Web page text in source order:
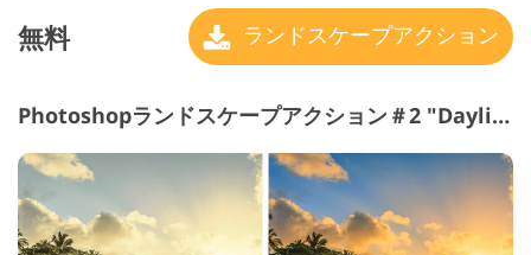
無料 ランドスケープアクション
Photoshopランドスケープアクション＃2 "Daylight"